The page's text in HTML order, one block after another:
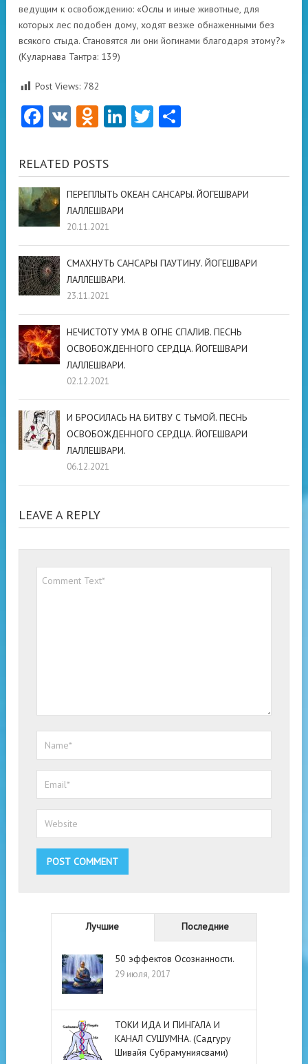
ведущим к освобождению: «Ослы и иные животные, для
которых лес подобен дому, ходят везже обнаженными без
всякого стыда. Становятся ли они йогинами благодаря этому?»
(Куларнава Тантра: 139)
Post Views: 782
Facebook
VK Odnoklassniki
LinkedIn
Twitter
RELATED POSTS
ПЕРЕПЛЫТЬ ОКЕАН САНСАРЫ. ЙОГЕШВАРИ
ЛАЛЛЕШВАРИ
20.11.2021
СМАХНУТЬ САНСАРЫ ПАУТИНУ. ЙОГЕШВАРИ
ЛАЛЛЕШВАРИ.
23.11.2021
НЕЧИСТОТУ УМА В ОГНЕ СПАЛИВ. ПЕСНЬ
ОСВОБОЖДЕННОГО СЕРДЦА. ЙОГЕШВАРИ
ЛАЛЛЕШВАРИ.
02.12.2021
И БРОСИЛАСЬ НА БИТВУ С ТЬМОЙ. ПЕСНЬ
ОСВОБОЖДЕННОГО СЕРДЦА. ЙОГЕШВАРИ
ЛАЛЛЕШВАРИ.
06.12.2021
LEAVE A REPLY
Лучшие Последние
50 эффектов Осознанности.
29 июля, 2017
ТОКИ ИДА И ПИНГАЛА И
КАНАЛ СУШУМНА. (Садгуру
Шивайя Субрамуниясвами)